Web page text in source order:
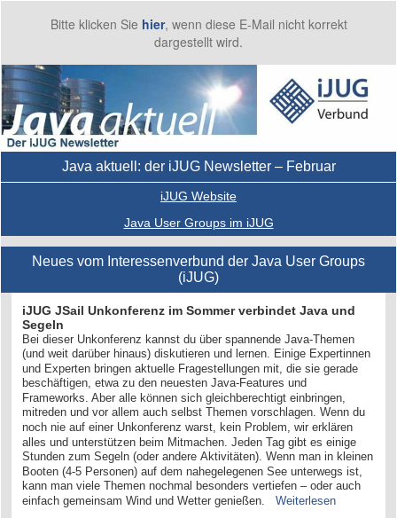
Bitte klicken Sie hier, wenn diese E-Mail nicht korrekt
dargestellt wird.
Java aktuell: der iJUG Newsletter – Februar
iJUG Website
Java User Groups im iJUG
Neues vom Interessenverbund der Java User Groups
(iJUG)
iJUG JSail Unkonferenz im Sommer verbindet Java und
Segeln
Bei dieser Unkonferenz kannst du über spannende Java-Themen
(und weit darüber hinaus) diskutieren und lernen. Einige Expertinnen
und Experten bringen aktuelle Fragestellungen mit, die sie gerade
beschäftigen, etwa zu den neuesten Java-Features und
Frameworks. Aber alle können sich gleichberechtigt einbringen,
mitreden und vor allem auch selbst Themen vorschlagen. Wenn du
noch nie auf einer Unkonferenz warst, kein Problem, wir erklären
alles und unterstützen beim Mitmachen. Jeden Tag gibt es einige
Stunden zum Segeln (oder andere Aktivitäten). Wenn man in kleinen
Booten (4-5 Personen) auf dem nahegelegenen See unterwegs ist,
kann man viele Themen nochmal besonders vertiefen – oder auch
einfach gemeinsam Wind und Wetter genießen.
Weiterlesen